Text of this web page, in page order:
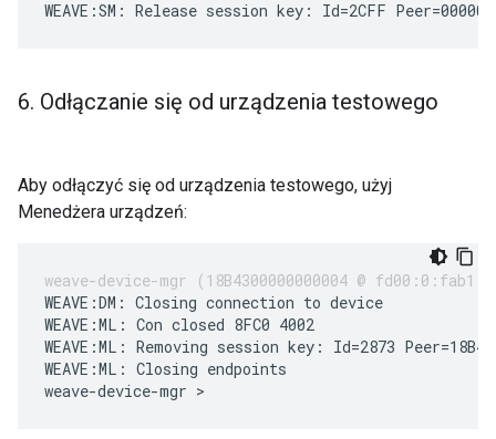
6. Odłączanie się od urządzenia testowego
Aby odłączyć się od urządzenia testowego, użyj
Menedżera urządzeń:
WEAVE:DM: Closing connection to device
WEAVE:ML: Con closed 8FC0 4002
WEAVE:ML: Removing session key: Id=2873
WEAVE:ML: Closing endpoints